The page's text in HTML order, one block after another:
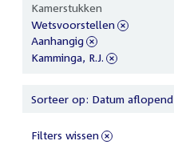
uw
resultaten
Kamerstukken
verwijder
filter
Wetsvoorstellen
verwijder
filter
Aanhangig
verwijder
Kamminga, R.J.
Sorteer op: Datum aflopend
Filters wissen